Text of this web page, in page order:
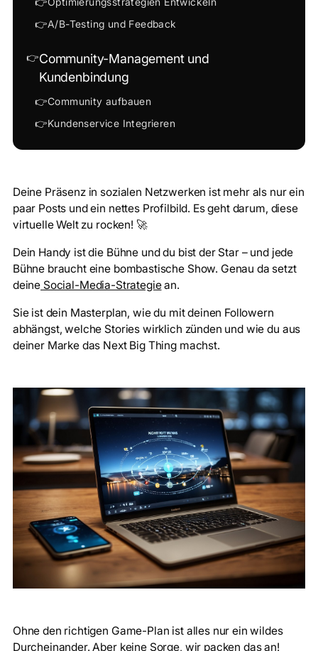
👉A/B-Testing und Feedback
👉Community-Management und
Kundenbindung
👉Community aufbauen
👉Kundenservice Integrieren
Deine Präsenz in sozialen Netzwerken ist mehr als nur ein
paar Posts und ein nettes Profilbild. Es geht darum, diese
virtuelle Welt zu rocken! 🚀
Dein Handy ist die Bühne und du bist der Star – und jede
Bühne braucht eine bombastische Show. Genau da setzt
deine Social-Media-Strategiean.
Sie ist dein Masterplan, wie du mit deinen Followern
abhängst, welche Stories wirklich zünden und wie du aus
deiner Marke das Next Big Thing machst.
Ohne den richtigen Game-Plan ist alles nur ein wildes
Durcheinander. Aber keine Sorge, wir packen das an!